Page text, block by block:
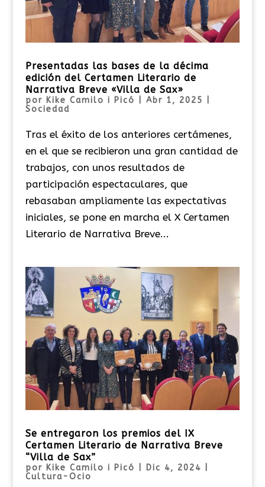
Presentadas las bases de la décima
edición del Certamen Literario de
Narrativa Breve «Villa de Sax»
por Kike Camilo i Picó Abr 1, 2025
Sociedad
Tras el éxito de los anteriores certámenes,
en el que se recibieron una gran cantidad de
trabajos, con unos resultados de
participación espectaculares, que
rebasaban ampliamente las expectativas
iniciales, se pone en marcha el X Certamen
Literario de Narrativa Breve...
Se entregaron los premios del IX
Certamen Literario de Narrativa Breve
“Villa de Sax”
por Kike Camilo i Picó Dic 4, 2024
Cultura-Ocio